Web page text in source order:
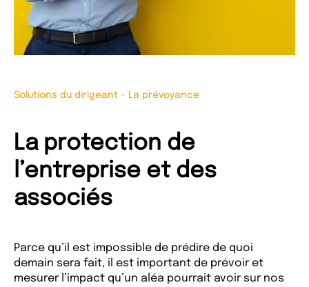
Solutions du dirigeant - La prévoyance
La protection de
l’entreprise et des
associés
Parce qu’il est impossible de prédire de quoi
demain sera fait, il est important de prévoir et
mesurer l’impact qu’un aléa pourrait avoir sur nos